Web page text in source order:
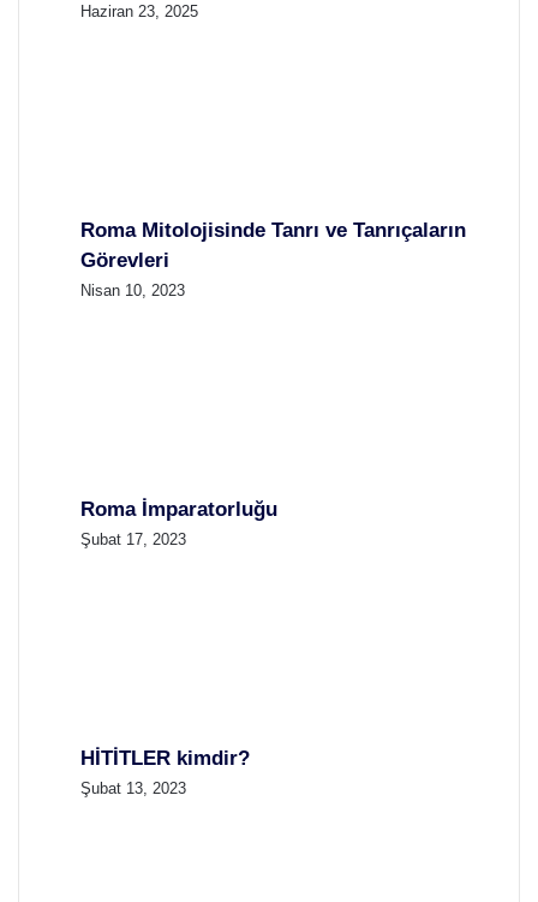
Haziran 23, 2025
Roma Mitolojisinde Tanrı ve Tanrıçaların
Görevleri
Nisan 10, 2023
Roma İmparatorluğu
Şubat 17, 2023
HİTİTLER kimdir?
Şubat 13, 2023